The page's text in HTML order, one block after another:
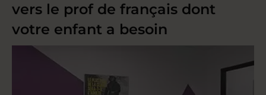
vers le prof de français dont
votre enfant a besoin